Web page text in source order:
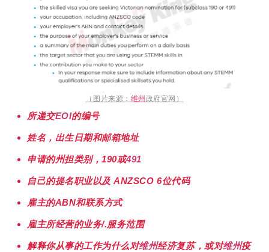
（图片来源： 维州政府官网）
所递交EOI的编号
姓名，出生日期和邮箱地址
申请的州担类别，190或491
自己的提名职业以及 ANZSCO 6位代码
雇主的ABN和联系方式
雇主所经营的业务/.服务范围
解释你从事的工作为什么对维州经济复苏，或对维州疫